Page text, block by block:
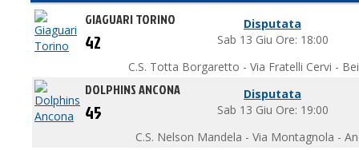
GIAGUARI TORINO
Disputata
Sab 13 Giu Ore: 18:00
42
C.S. Totta Borgaretto - Via Fratelli Cervi -
DOLPHINS ANCONA
Disputata
Sab 13 Giu Ore: 19:00
45
C.S. Nelson Mandela - Via Montagnola -